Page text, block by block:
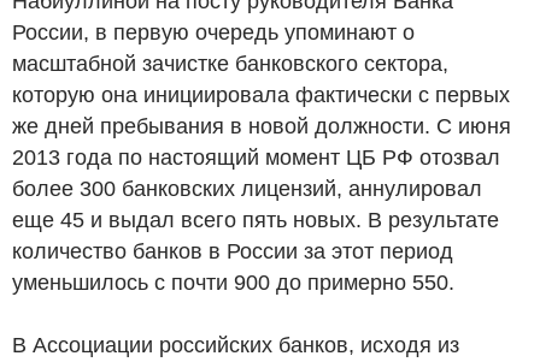
России, в первую очередь упоминают о
масштабной зачистке банковского сектора,
которую она инициировала фактически с первых
же дней пребывания в новой должности. С июня
2013 года по настоящий момент ЦБ РФ отозвал
более 300 банковских лицензий, аннулировал
еще 45 и выдал всего пять новых. В результате
количество банков в России за этот период
уменьшилось с почти 900 до примерно 550.
В Ассоциации российских банков, исходя из